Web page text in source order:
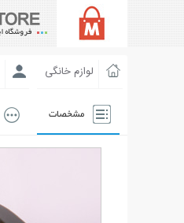
لوازم خانگی
مشخصات